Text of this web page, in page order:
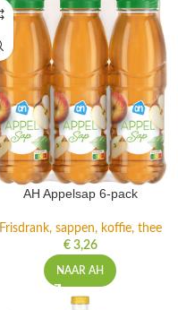
AH Appelsap 6-pack
Frisdrank, sappen, koffie, thee
€3,26
NAAR AH